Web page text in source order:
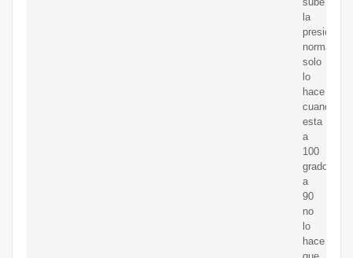
la
presion
normal
solo
lo
hace
cuandl
esta
a
100
grados
a
90
no
lo
hace